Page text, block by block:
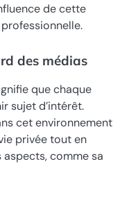
de cette
des médias
que chaque
sujet d’intérêt.
cet environnement
privée tout en
comme sa